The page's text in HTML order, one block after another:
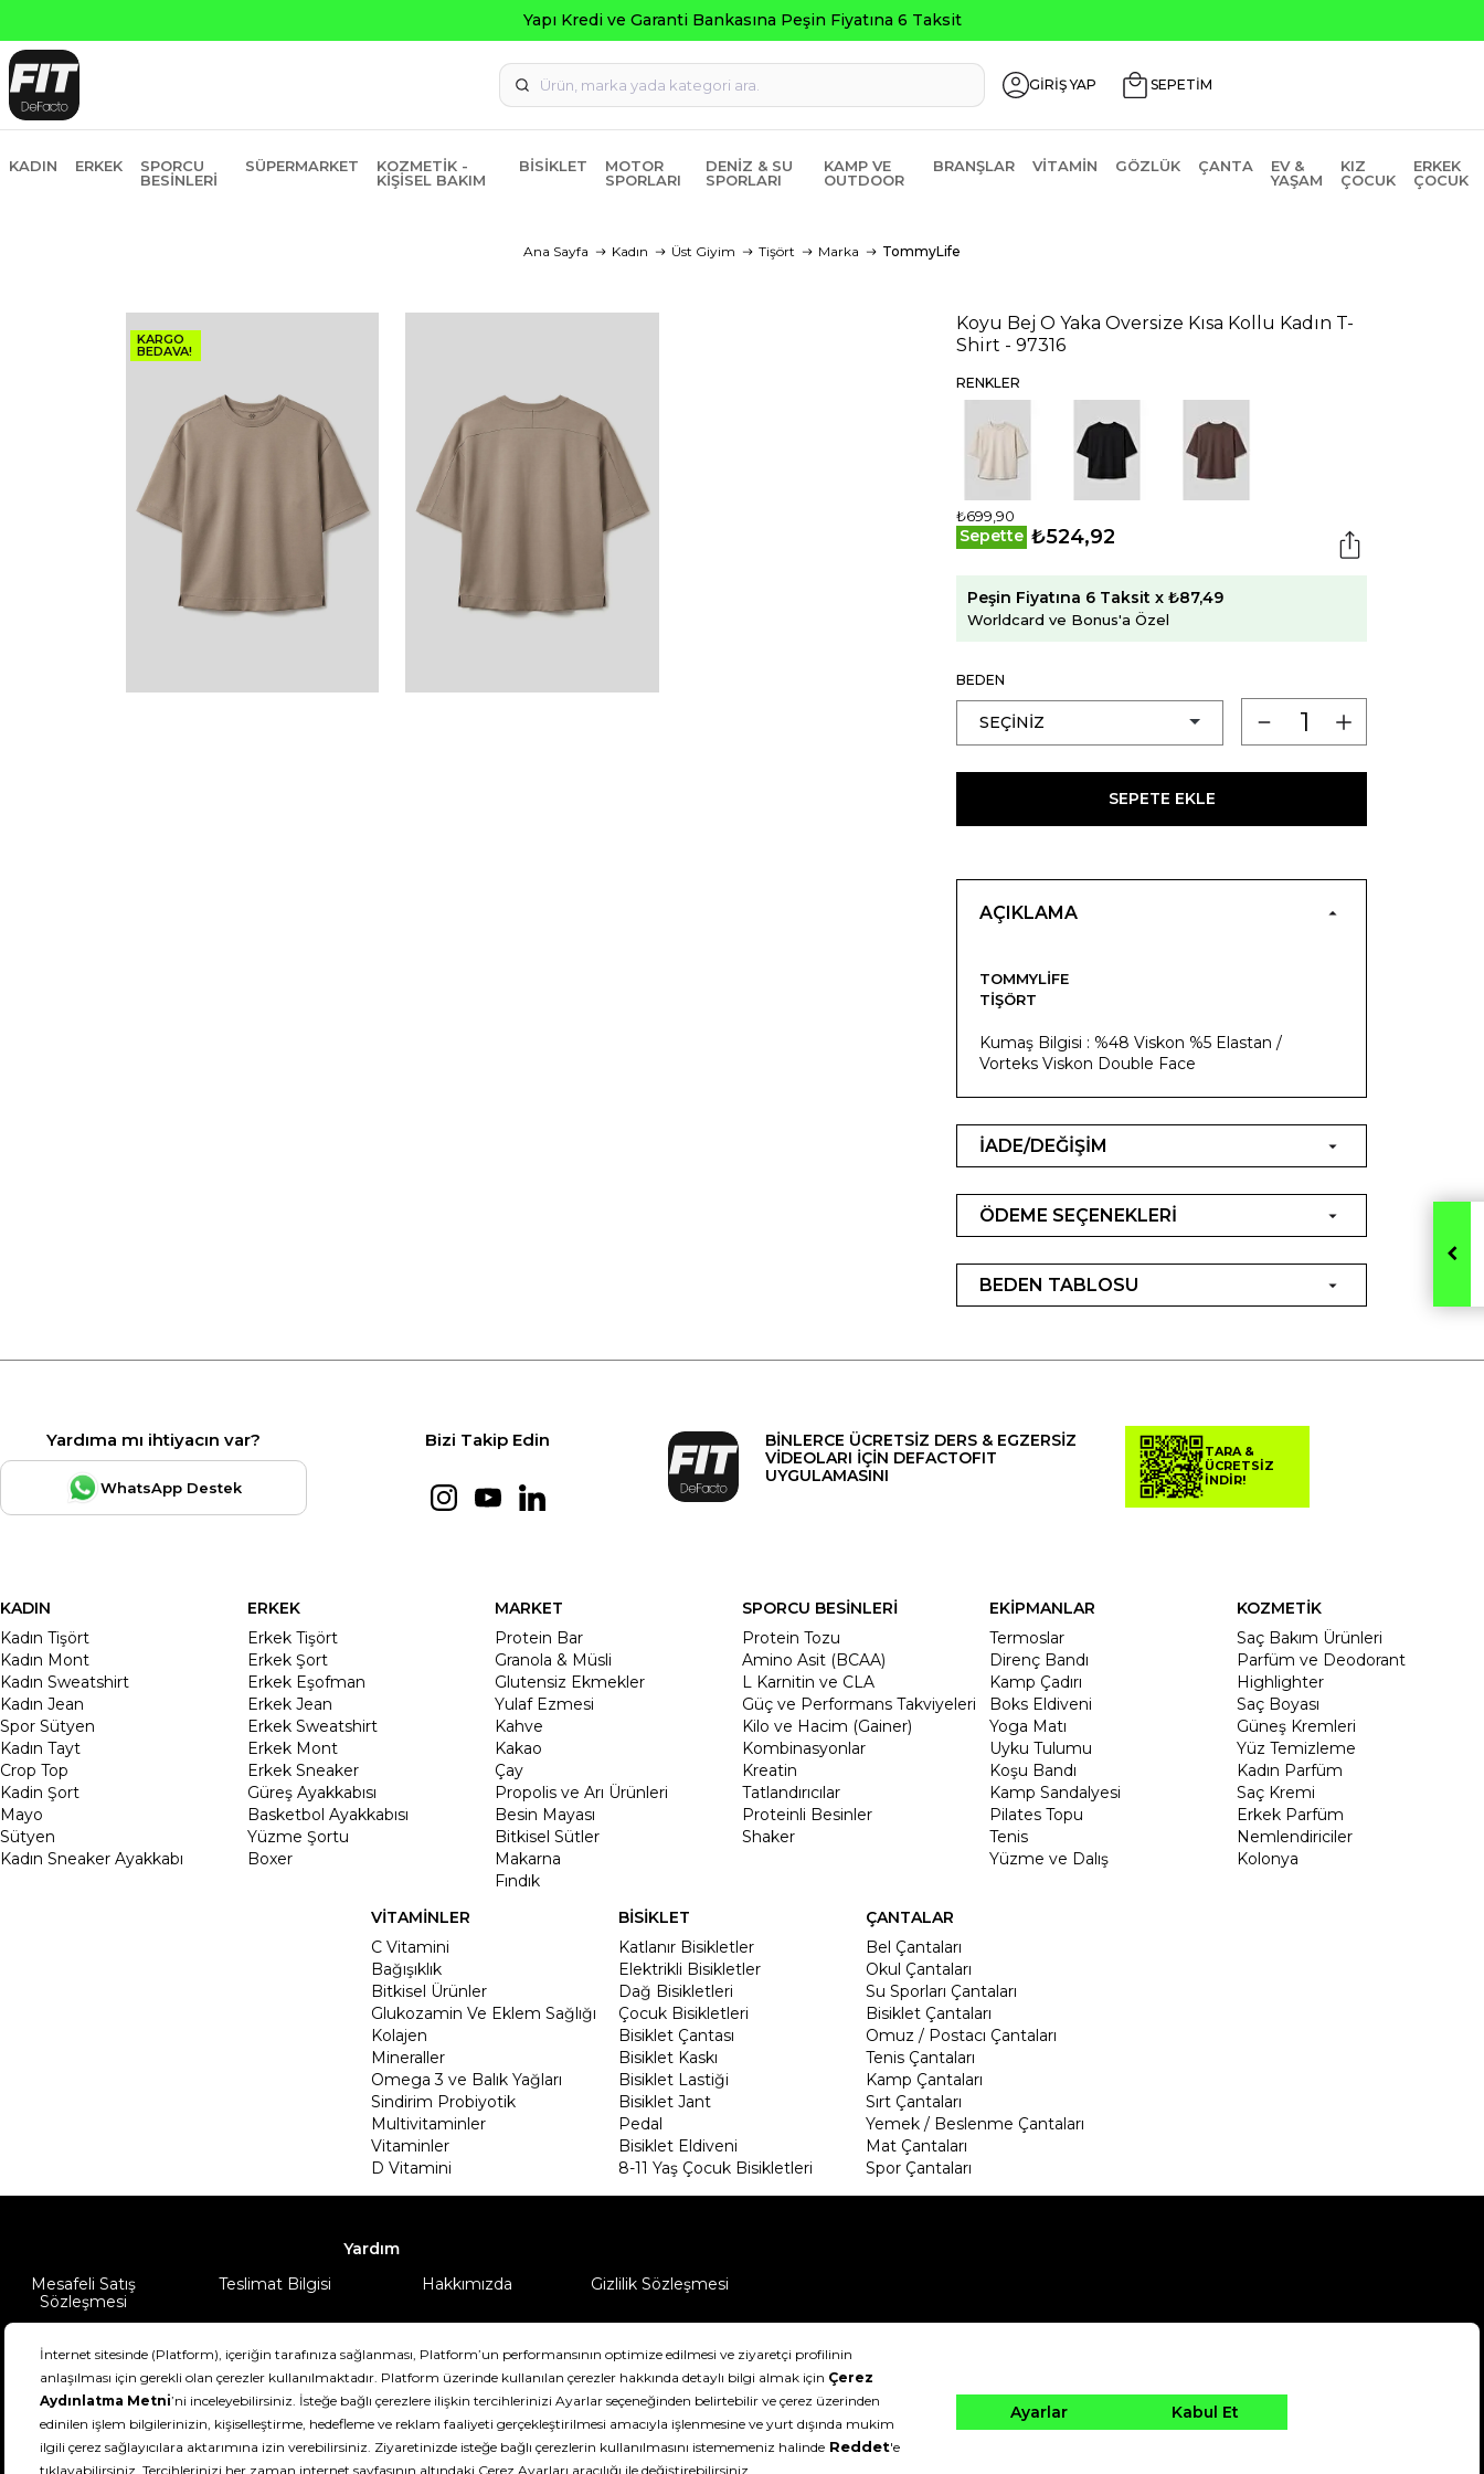
Yapı Kredi ve Garanti Bankasına Peşin Fiyatına 6 Taksit
GİRİŞ YAP SEPETİM
KADIN ERKEK
SPORCU
BESINLERI
SÜPERMARKET
KOZMETIK -
KIŞISEL BAKIM
BISIKLET
MOTOR
SPORLARI
DENIZ & SU
SPORLARI
KAMP VE
OUTDOOR
BRANŞLAR VITAMIN GÖZLÜK ÇANTA
EV &
YAŞAM
KIZ
ÇOCUK
ERKEK
ÇOCUK
Ana Sayfa Kadın Üst Giyim Tişört Marka TommyLife
KARGO
BEDAVA!
Koyu Bej O Yaka Oversize Kısa Kollu Kadın T-
Shirt - 97316
RENKLER
₺699,90
Sepette ₺524,92
Peşin Fiyatına 6 Taksit x ₺87,49
Worldcard ve Bonus'a Özel
BEDEN
SEPETE EKLE
AÇIKLAMA
TOMMYLIFE
TIŞÖRT
Kumaş Bilgisi : %48 Viskon %5 Elastan /
Vorteks Viskon Double Face
İADE/DEĞİŞİM
ÖDEME SEÇENEKLERİ
BEDEN TABLOSU
Yardıma mı ihtiyacın var?
WhatsApp Destek
Bizi Takip Edin
BİNLERCE ÜCRETSİZ DERS & EGZERSİZ
VİDEOLARI İÇİN DEFACTOFIT
UYGULAMASINI
TARA &
ÜCRETSİZ
İNDİR!
KADIN
Kadın Tişört
Kadın Mont
Kadın Sweatshirt
Kadın Jean
Spor Sütyen
Kadın Tayt
Crop Top
Kadin Şort
Mayo
Sütyen
Kadın Sneaker Ayakkabı
ERKEK
Erkek Tişört
Erkek Şort
Erkek Eşofman
Erkek Jean
Erkek Sweatshirt
Erkek Mont
Erkek Sneaker
Güreş Ayakkabısı
Basketbol Ayakkabısı
Yüzme Şortu
Boxer
MARKET
Protein Bar
Granola & Müsli
Glutensiz Ekmekler
Yulaf Ezmesi
Kahve
Kakao
Çay
Propolis ve Arı Ürünleri
Besin Mayası
Bitkisel Sütler
Makarna
Fındık
SPORCU BESİNLERİ
Protein Tozu
Amino Asit (BCAA)
L Karnitin ve CLA
Güç ve Performans Takviyeleri
Kilo ve Hacim (Gainer)
Kombinasyonlar
Kreatin
Tatlandırıcılar
Proteinli Besinler
Shaker
EKİPMANLAR
Termoslar
Direnç Bandı
Kamp Çadırı
Boks Eldiveni
Yoga Matı
Uyku Tulumu
Koşu Bandı
Kamp Sandalyesi
Pilates Topu
Tenis
Yüzme ve Dalış
KOZMETİK
Saç Bakım Ürünleri
Parfüm ve Deodorant
Highlighter
Saç Boyası
Güneş Kremleri
Yüz Temizleme
Kadın Parfüm
Saç Kremi
Erkek Parfüm
Nemlendiriciler
Kolonya
VİTAMİNLER
C Vitamini
Bağışıklık
Bitkisel Ürünler
Glukozamin Ve Eklem Sağlığı
Kolajen
Mineraller
Omega 3 ve Balık Yağları
Sindirim Probiyotik
Multivitaminler
Vitaminler
D Vitamini
BİSİKLET
Katlanır Bisikletler
Elektrikli Bisikletler
Dağ Bisikletleri
Çocuk Bisikletleri
Bisiklet Çantası
Bisiklet Kaskı
Bisiklet Lastiği
Bisiklet Jant
Pedal
Bisiklet Eldiveni
8-11 Yaş Çocuk Bisikletleri
ÇANTALAR
Bel Çantaları
Okul Çantaları
Su Sporları Çantaları
Bisiklet Çantaları
Omuz / Postacı Çantaları
Tenis Çantaları
Kamp Çantaları
Sırt Çantaları
Yemek / Beslenme Çantaları
Mat Çantaları
Spor Çantaları
Yardım
Mesafeli Satış
Sözleşmesi
Teslimat Bilgisi Hakkımızda Gizlilik Sözleşmesi